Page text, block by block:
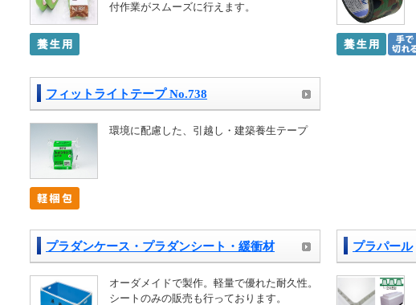
付作業がスムーズに行えます。
フィットライトテープ No.738
環境に配慮した、引越し・建築養生テープ
プラダンケース・プラダンシート・緩衝材
オーダメイドで製作。軽量で優れた耐久性。
シートのみの販売も行っております。
プラパール